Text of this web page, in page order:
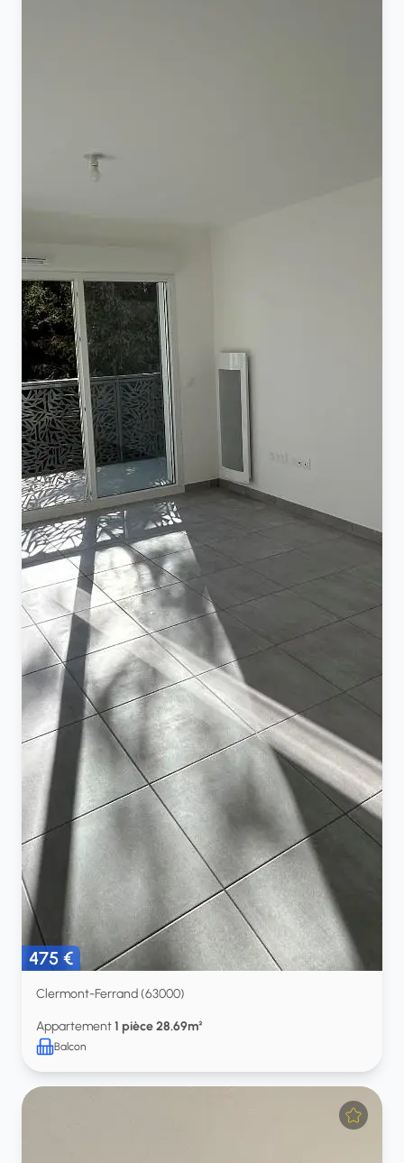
475 €
Clermont-Ferrand (63000)
Appartement1 pièce 28.69m²
Balcon